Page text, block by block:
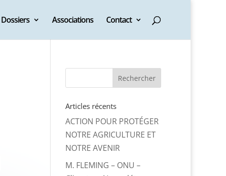
Dossiers Associations Contact
Articles récents
ACTION POUR PROTÉGER
NOTRE AGRICULTURE ET
NOTRE AVENIR
M. FLEMING – ONU –